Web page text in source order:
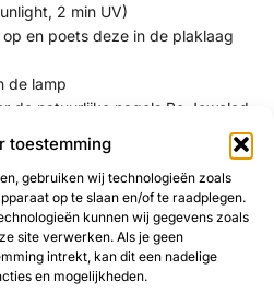
toestemming
gebruiken wij technologieën zoals
op te slaan en/of te raadplegen.
kunnen wij gegevens zoals
site verwerken. Als je geen
intrekt, kan dit een nadelige
en mogelijkheden.
2 min UV)
en poets deze in de plaklaag
de lamp
de natuurlijke nagels Be Jeweled
high shine, glossy top of next
UD13
Unicorn Dust